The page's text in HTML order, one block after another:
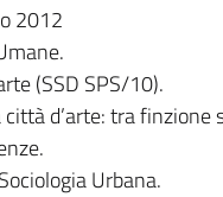
2012
(SSD SPS/10).
d’arte: tra
Urbana.